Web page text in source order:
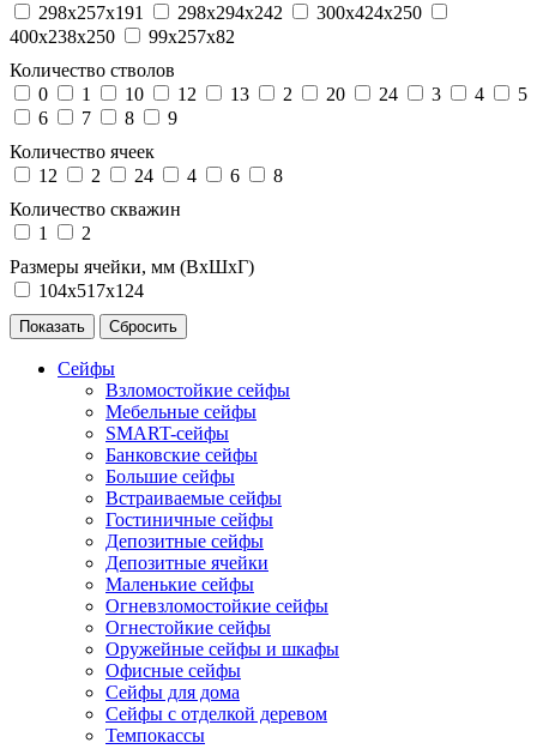
298x257x191
298x294x242
300x424x250
400x238x250
99x257x82
Количество стволов
0
1 10 12 13 2 20 24 3 4
5
6
7 8
9
Количество ячеек
12
2 24 4 6
8
Количество скважин
1
2
Размеры ячейки, мм (ВхШхГ)
104х517х124
Сейфы
Взломостойкие сейфы
Мебельные сейфы
SMART-сейфы
Банковские сейфы
Большие сейфы
Встраиваемые сейфы
Гостиничные сейфы
Депозитные сейфы
Депозитные ячейки
Маленькие сейфы
Огневзломостойкие сейфы
Огнестойкие сейфы
Оружейные сейфы и шкафы
Офисные сейфы
Сейфы для дома
Сейфы с отделкой деревом
Темпокассы